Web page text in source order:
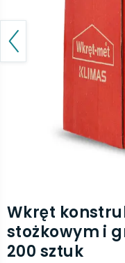
Wkręt
stożkowym i
200 sztuk